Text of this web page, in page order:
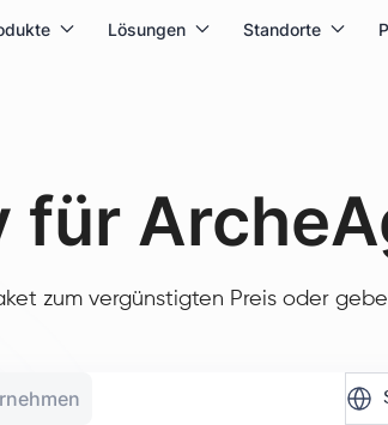
Lösungen Standorte
für
zum vergünstigten Preis oder